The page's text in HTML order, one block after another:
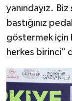
yanındayız.
bastığınız
göstermek için
herkes birinci"